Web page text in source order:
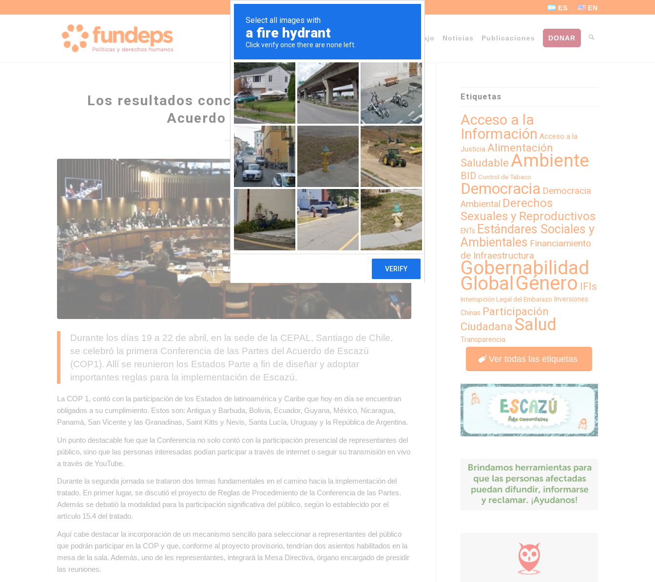
ES EN
Sobre Fundeps Áreas de trabajo Noticias Publicaciones DONAR
Los resultados concretos de la COP 1 del
Acuerdo de Escazú
Durante los días 19 a 22 de abril, en la sede de la CEPAL, Santiago de Chile,
se celebró la primera Conferencia de las Partes del Acuerdo de Escazú
(COP1). Allí se reunieron los Estados Parte a fin de diseñar y adoptar
importantes reglas para la implementación de Escazú.
La COP 1, contó con la participación de los Estados de latinoamérica y Caribe que hoy en día se encuentran
obligados a su cumplimiento. Estos son: Antigua y Barbuda, Bolivia, Ecuador, Guyana, México, Nicaragua,
Panamá, San Vicente y las Granadinas, Saint Kitts y Nevis, Santa Lucía, Uruguay y la República de Argentina.
Un punto destacable fue que la Conferencia no solo contó con la participación presencial de representantes del
público, sino que las personas interesadas podían participar a través de internet o seguir su transmisión en vivo
a través de YouTube.
Durante la segunda jornada se trataron dos temas fundamentales en el camino hacia la implementación del
tratado. En primer lugar, se discutió el proyecto de Reglas de Procedimiento de la Conferencia de las Partes.
Además se debatió la modalidad para la participación significativa del público, según lo establecido por el
artículo 15.4 del tratado.
Aquí cabe destacar la incorporación de un mecanismo sencillo para seleccionar a representantes del público
que podrán participar en la COP y que, conforme al proyecto provisorio, tendrían dos asientos habilitados en la
mesa de la sala. Además, uno de les representantes, integrará la Mesa Directiva, órgano encargado de presidir
las reuniones.
Etiquetas
Acceso a la
Información Acceso a la
Justicia Alimentación
Saludable Ambiente
BID Control de Tabaco
Democracia Democracia
Ambiental Derechos
Sexuales y Reproductivos
ENTs Estándares Sociales y
Ambientales Financiamiento
de Infraestructura
Gobernabilidad
GlobalGénero IFIs
Interrupción Legal del Embarazo Inversiones
Chinas Participación
Ciudadana Salud
Transparencia
Ver todas las etiquetas